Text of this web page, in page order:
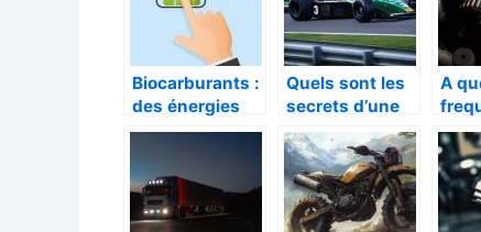
Biocarburants :
des énergies
renouvelables
biomasse
Quels sont les
secrets d’une
voiture de
formule 1 ?
A
il
Clio